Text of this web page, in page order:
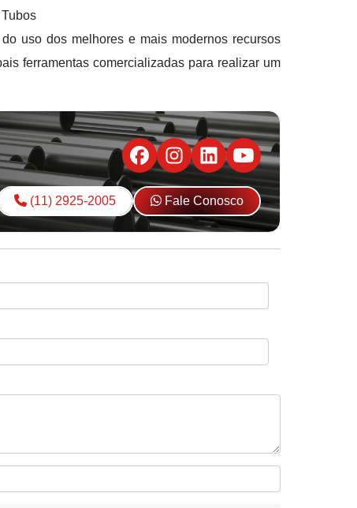
uso dos melhores e mais modernos recursos
ferramentas comercializadas para realizar um
(11) 2925-2005 Fale Conosco